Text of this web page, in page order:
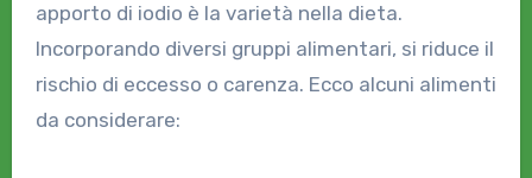
apporto di iodio è la varietà nella dieta.
Incorporando diversi gruppi alimentari, si riduce il
rischio di eccesso o carenza. Ecco alcuni alimenti
da considerare: